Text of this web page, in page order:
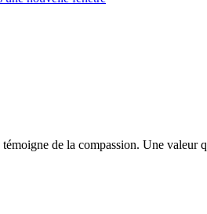
témoigne de la compassion. Une valeur